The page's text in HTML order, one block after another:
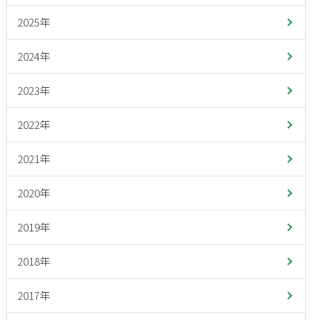
2025年
2024年
2023年
2022年
2021年
2020年
2019年
2018年
2017年